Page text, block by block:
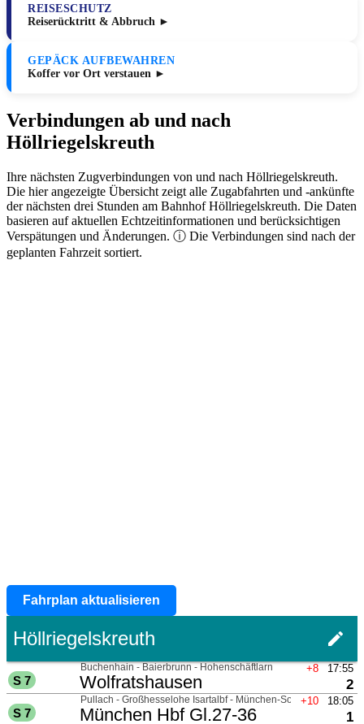
REISESCHUTZ
Reiserücktritt & Abbruch ►
GEPÄCK AUFBEWAHREN
Koffer vor Ort verstauen ►
Verbindungen ab und nach
Höllriegelskreuth
Ihre nächsten Zugverbindungen von und nach Höllriegelskreuth.
Die hier angezeigte Übersicht zeigt alle Zugabfahrten und -ankünfte
der nächsten drei Stunden am Bahnhof Höllriegelskreuth. Die Daten
basieren auf aktuellen Echtzeitinformationen und berücksichtigen
Verspätungen und Änderungen. ⓘ Die Verbindungen sind nach der
geplanten Fahrzeit sortiert.
Fahrplan aktualisieren